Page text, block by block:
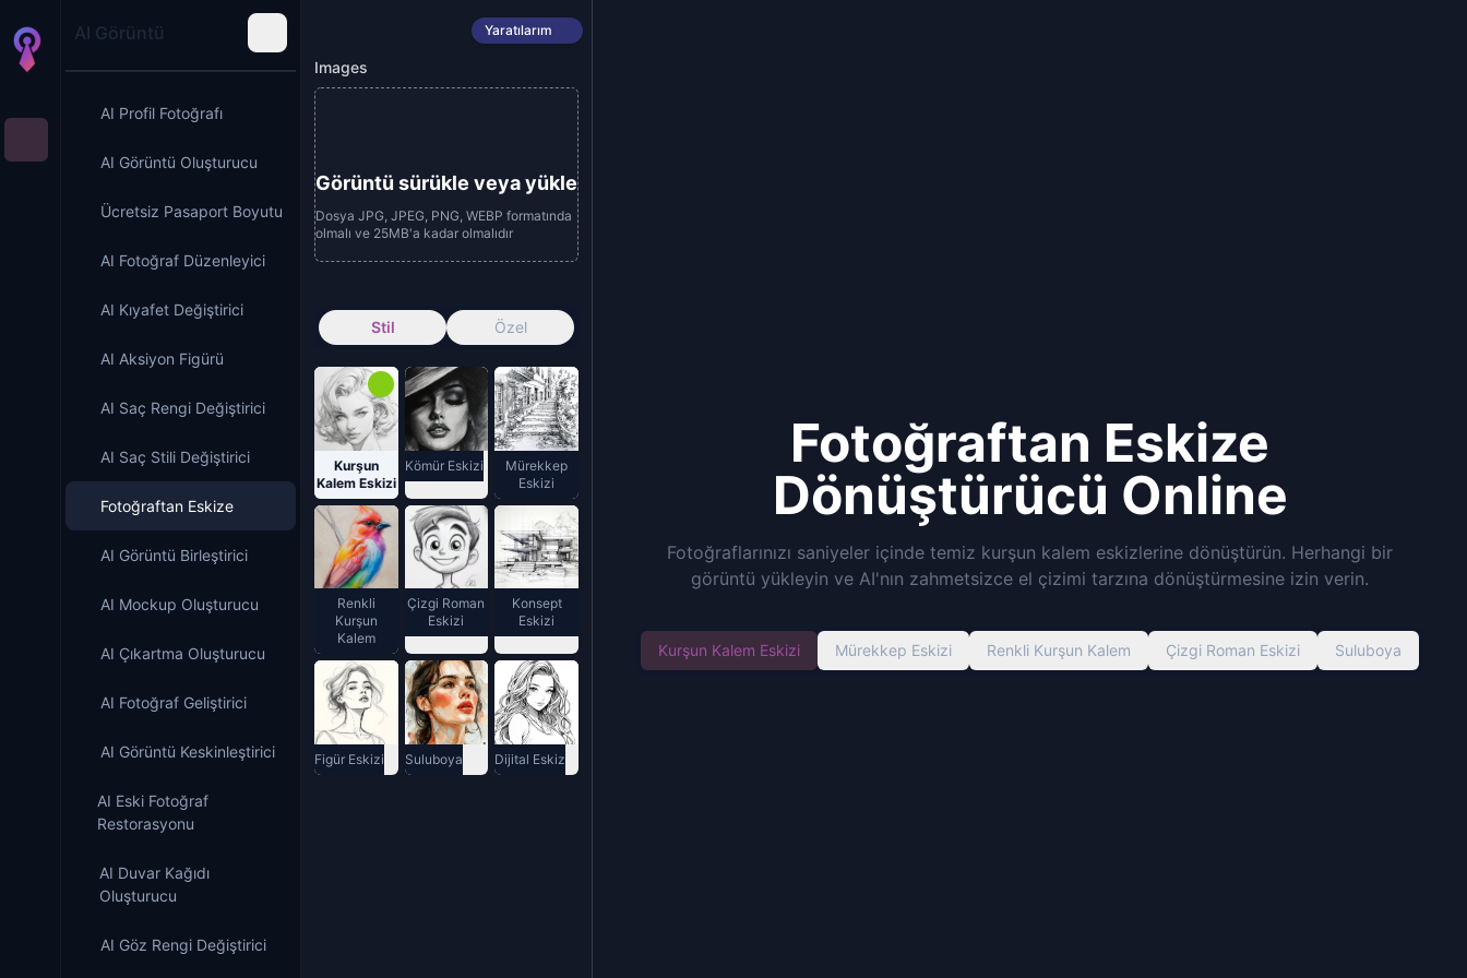
AI Görüntü
AI Profil Fotoğrafı
AI Görüntü Oluşturucu
Ücretsiz Pasaport Boyutu
AI Fotoğraf Düzenleyici
AI Kıyafet Değiştirici
AI Aksiyon Figürü
AI Saç Rengi Değiştirici
AI Saç Stili Değiştirici
Fotoğraftan Eskize
AI Görüntü Birleştirici
AI Mockup Oluşturucu
AI Çıkartma Oluşturucu
AI Fotoğraf Geliştirici
AI Görüntü Keskinleştirici
AI Eski Fotoğraf
Restorasyonu
AI Duvar Kağıdı
Oluşturucu
AI Göz Rengi Değiştirici
Yaratılarım
Images
Görüntü sürükle veya yükle
Dosya JPG, JPEG, PNG, WEBP formatında
olmalı ve 25MB'a kadar olmalıdır
Stil Özel
Kurşun
Kalem Eskizi
Kömür Eskizi
Mürekkep
Eskizi
Renkli
Kurşun
Kalem
Çizgi Roman
Eskizi
Konsept
Eskizi
Figür Eskizi Suluboya Dijital Eskiz
Fotoğraftan Eskize
Dönüştürücü Online
Fotoğraflarınızı saniyeler içinde temiz kurşun kalem eskizlerine dönüştürün. Herhangi bir
görüntü yükleyin ve AI'nın zahmetsizce el çizimi tarzına dönüştürmesine izin verin.
Kurşun Kalem Eskizi Mürekkep Eskizi Renkli Kurşun Kalem Çizgi Roman Eskizi Suluboya